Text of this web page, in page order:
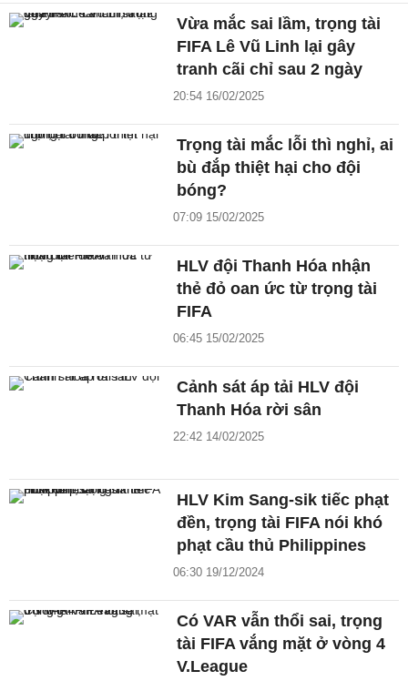
Vừa mắc sai lầm, trọng tài
FIFA Lê Vũ Linh lại gây
tranh cãi chỉ sau 2 ngày
20:54 16/02/2025
Trọng tài mắc lỗi thì nghỉ, ai
bù đắp thiệt hại cho đội
bóng?
07:09 15/02/2025
HLV đội Thanh Hóa nhận
thẻ đỏ oan ức từ trọng tài
FIFA
06:45 15/02/2025
Cảnh sát áp tải HLV đội
Thanh Hóa rời sân
22:42 14/02/2025
HLV Kim Sang-sik tiếc phạt
đền, trọng tài FIFA nói khó
phạt cầu thủ Philippines
06:30 19/12/2024
Có VAR vẫn thổi sai, trọng
tài FIFA vắng mặt ở vòng 4
V.League